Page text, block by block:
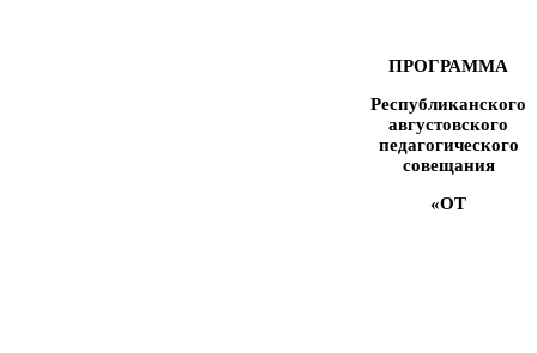
ПРОГРАММА
Республиканского
августовского
педагогического
совещания
«ОТ